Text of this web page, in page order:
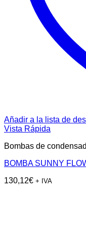
Añadir a la lista de
Vista Rápida
Bombas de
BOMBA SUNNY
130,12€ + IVA